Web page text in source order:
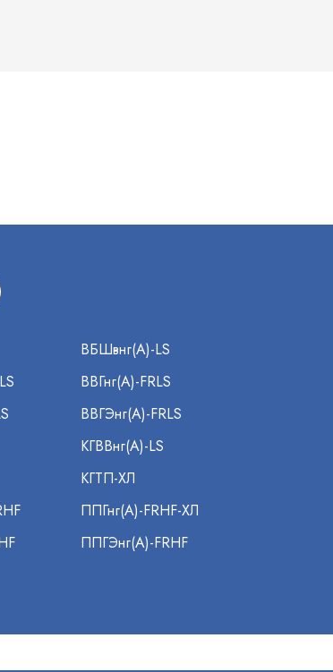
ВБШвнг(А)-LS
ВВГнг(А)-FRLS
ВВГЭнг(А)-FRLS
КГВВнг(А)-LS
КГТП-ХЛ
ППГнг(А)-FRHF-ХЛ
ППГЭнг(А)-FRHF